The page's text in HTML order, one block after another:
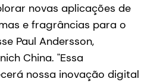
novas aplicações de
e fragrâncias para o
Paul Andersson,
China. "Essa
nossa inovação digital